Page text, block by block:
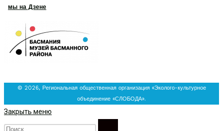
мы на Дзене
© 2026, Региональная общественная организация «Эколого-культурное
объединение «СЛОБОДА».
Закрыть меню